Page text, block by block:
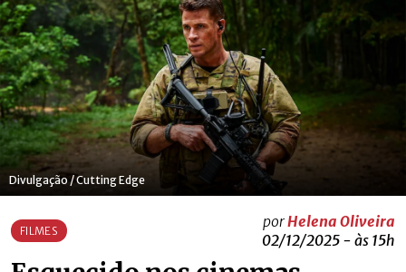
Divulgação / Cutting Edge
FILMES
porHelena Oliveira
02/12/2025 - às 15h